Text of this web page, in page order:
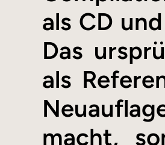
als CD
Das
als
macht,